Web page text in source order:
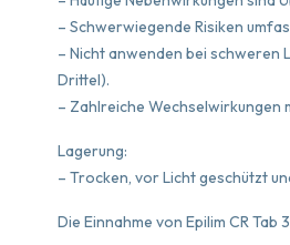
– Schwerwiegende Risiken
– Nicht anwenden bei
Drittel).
– Zahlreiche Wechselwirkungen
Lagerung:
– Trocken, vor Licht geschützt
Die Einnahme von Epilim CR